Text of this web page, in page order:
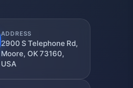
ADDRESS
2900 S Telephone Rd,
Moore, OK 73160,
USA